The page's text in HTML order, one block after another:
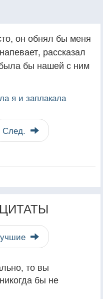
он обнял бы меня
рассказал
бы нашей с ним
я и заплакала
След.
то вы
бы не